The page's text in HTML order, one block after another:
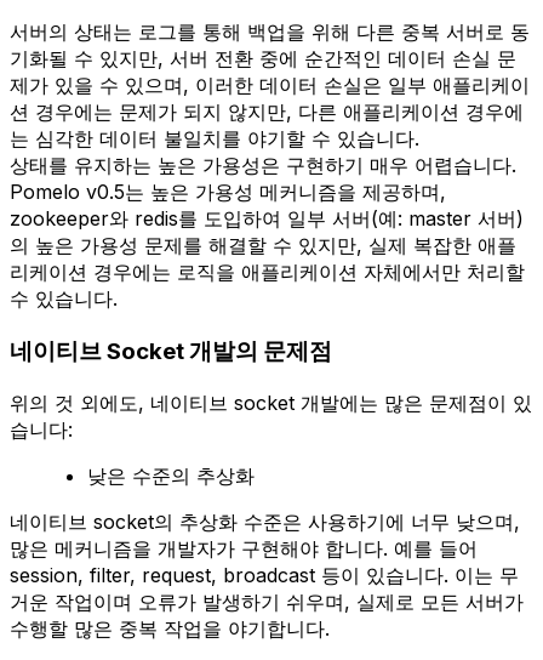
서버의 상태는 로그를 통해 백업을 위해 다른 중복 서버로 동
기화될 수 있지만, 서버 전환 중에 순간적인 데이터 손실 문
제가 있을 수 있으며, 이러한 데이터 손실은 일부 애플리케이
션 경우에는 문제가 되지 않지만, 다른 애플리케이션 경우에
는 심각한 데이터 불일치를 야기할 수 있습니다.
상태를 유지하는 높은 가용성은 구현하기 매우 어렵습니다.
Pomelo v0.5는 높은 가용성 메커니즘을 제공하며,
zookeeper와 redis를 도입하여 일부 서버(예: master 서버)
의 높은 가용성 문제를 해결할 수 있지만, 실제 복잡한 애플
리케이션 경우에는 로직을 애플리케이션 자체에서만 처리할
수 있습니다.
네이티브 Socket 개발의 문제점
위의 것 외에도, 네이티브 socket 개발에는 많은 문제점이 있
습니다:
낮은 수준의 추상화
네이티브 socket의 추상화 수준은 사용하기에 너무 낮으며,
많은 메커니즘을 개발자가 구현해야 합니다. 예를 들어
session, filter, request, broadcast 등이 있습니다. 이는 무
거운 작업이며 오류가 발생하기 쉬우며, 실제로 모든 서버가
수행할 많은 중복 작업을 야기합니다.